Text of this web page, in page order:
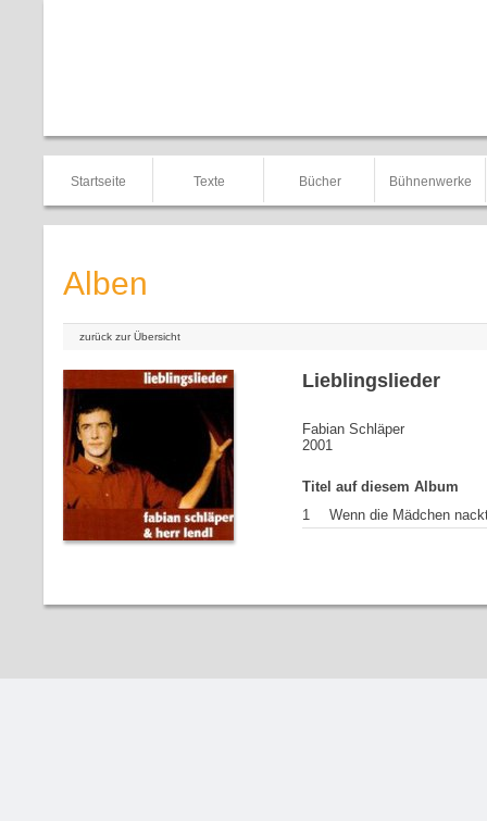
Startseite Texte Bücher Bühnenwerke
Alben
zurück zur Übersicht
Lieblingslieder
Fabian Schläper
2001
Titel auf diesem Album
1
Wenn die Mädchen